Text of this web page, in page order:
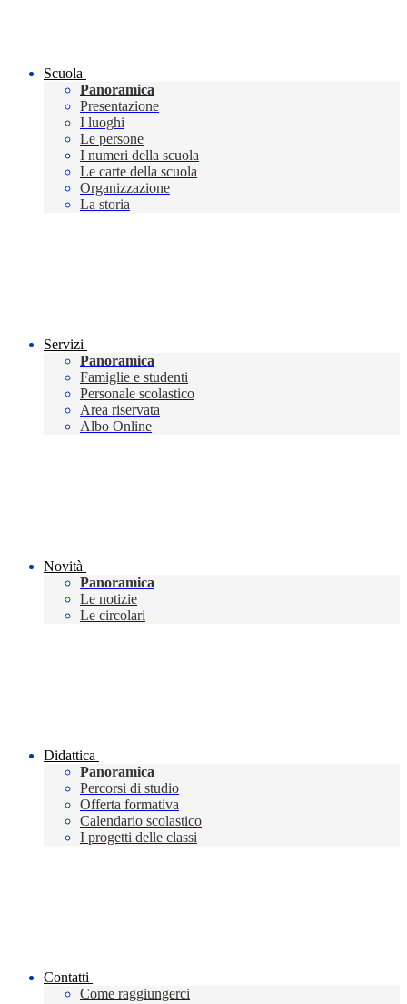
Scuola
Panoramica
Presentazione
I luoghi
Le persone
I numeri della scuola
Le carte della scuola
Organizzazione
La storia
Servizi
Panoramica
Famiglie e studenti
Personale scolastico
Area riservata
Albo Online
Novità
Panoramica
Le notizie
Le circolari
Didattica
Panoramica
Percorsi di studio
Offerta formativa
Calendario scolastico
I progetti delle classi
Contatti
Come raggiungerci